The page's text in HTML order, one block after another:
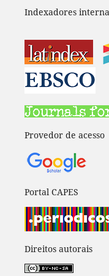
Indexadores
Provedor de acesso
Portal CAPES
Direitos autorais